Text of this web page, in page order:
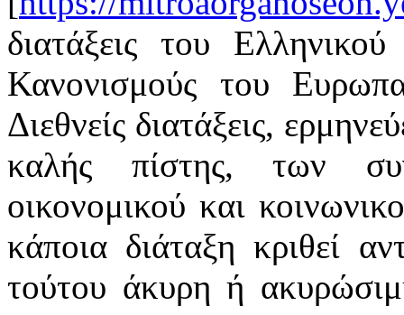
διατάξεις του
Κανονισμούς του
Διεθνείς διατάξεις,
καλής πίστης, των
οικονομικού και
κάποια διάταξη κριθεί
τούτου άκυρη ή